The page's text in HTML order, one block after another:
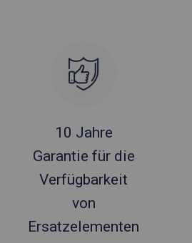
10 Jahre
Garantie für die
Verfügbarkeit
von
Ersatzelementen